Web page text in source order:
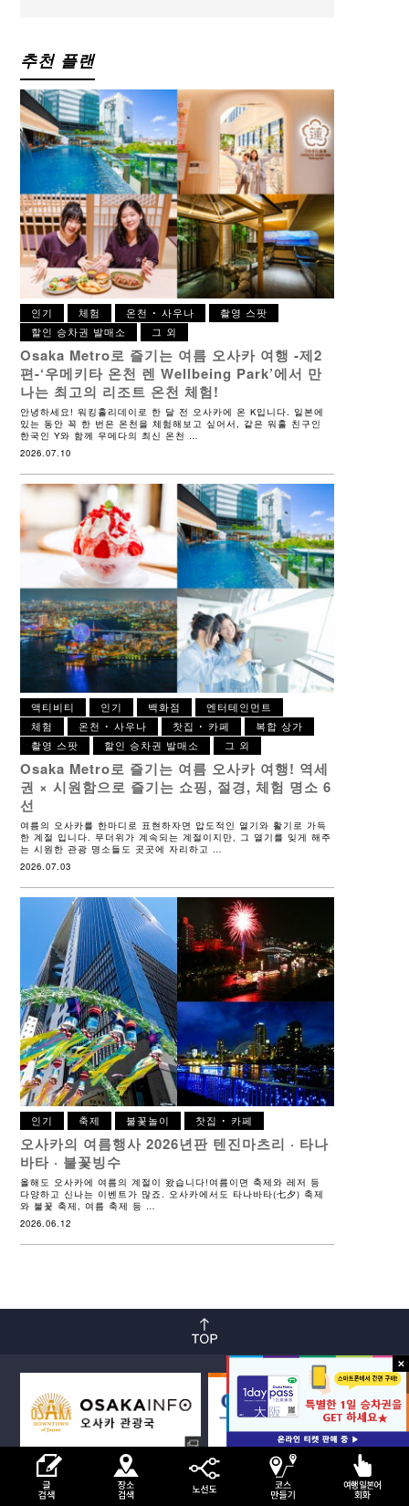
추천 플랜
인기 체험 온천 ･ 사우나
촬영 스팟
할인 승차권 발매소
그 외
Osaka Metro로 즐기는 여름 오사카 여행 -제2
편-‘우메키타 온천 렌 Wellbeing Park’에서 만
나는 최고의 리조트 온천 체험!
안녕하세요! 워킹홀리데이로 한 달 전 오사카에 온 K입니다. 일본에
있는 동안 꼭 한 번은 온천을 체험해보고 싶어서, 같은 워홀 친구인
한국인 Y와 함께 우메다의 최신 온천 …
2026.07.10
액티비티 인기 백화점
엔터테인먼트
체험
온천 ･ 사우나 찻집 ･ 카페
복합 상가
촬영 스팟
할인 승차권 발매소 그 외
Osaka Metro로 즐기는 여름 오사카 여행! 역세
권 × 시원함으로 즐기는 쇼핑, 절경, 체험 명소 6
선
여름의 오사카를 한마디로 표현하자면 압도적인 열기와 활기로 가득
한 계절 입니다. 무더위가 계속되는 계절이지만, 그 열기를 잊게 해주
는 시원한 관광 명소들도 곳곳에 자리하고 …
2026.07.03
인기 축제 불꽃놀이 찻집 ･ 카페
오사카의 여름행사 2026년판 텐진마츠리 · 타나
바타 · 불꽃빙수
올해도 오사카에 여름의 계절이 왔습니다!여름이면 축제와 레저 등
다양하고 신나는 이벤트가 많죠. 오사카에서도 타나바타(七夕) 축제
와 불꽃 축제, 여름 축제 등 …
2026.06.12